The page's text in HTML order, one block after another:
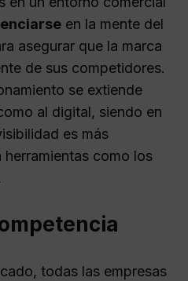
en la mente del
asegurar que la marca
de sus competidores.
se extiende
al digital, siendo en
es más
como los
todas las empresas